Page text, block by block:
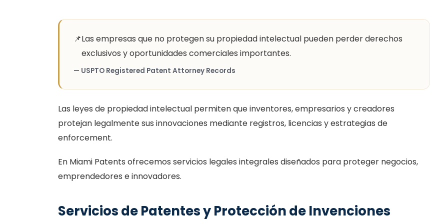
📌Las empresas que no protegen su propiedad intelectual pueden perder derechos
exclusivos y oportunidades comerciales importantes.
— USPTO Registered Patent Attorney Records
Las leyes de propiedad intelectual permiten que inventores, empresarios y creadores
protejan legalmente sus innovaciones mediante registros, licencias y estrategias de
enforcement.
En Miami Patents ofrecemos servicios legales integrales diseñados para proteger negocios,
emprendedores e innovadores.
Servicios de Patentes y Protección de Invenciones